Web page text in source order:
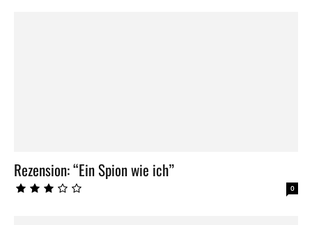
Rezension: “Ein Spion wie ich”
0